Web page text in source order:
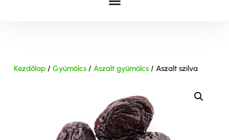
Kezdőlap/ Gyümölcs/ Aszalt gyümölcs/ Aszalt szilva